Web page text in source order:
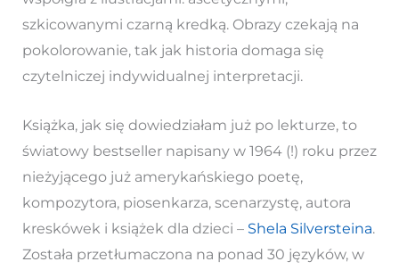
szkicowanymi czarną kredką. Obrazy czekają na
pokolorowanie, tak jak historia domaga się
czytelniczej indywidualnej interpretacji.
Książka, jak się dowiedziałam już po lekturze, to
światowy bestseller napisany w 1964 (!) roku przez
nieżyjącego już amerykańskiego poetę,
kompozytora, piosenkarza, scenarzystę, autora
kreskówek i książek dla dzieci – Shela Silversteina.
Została przetłumaczona na ponad 30 języków, w